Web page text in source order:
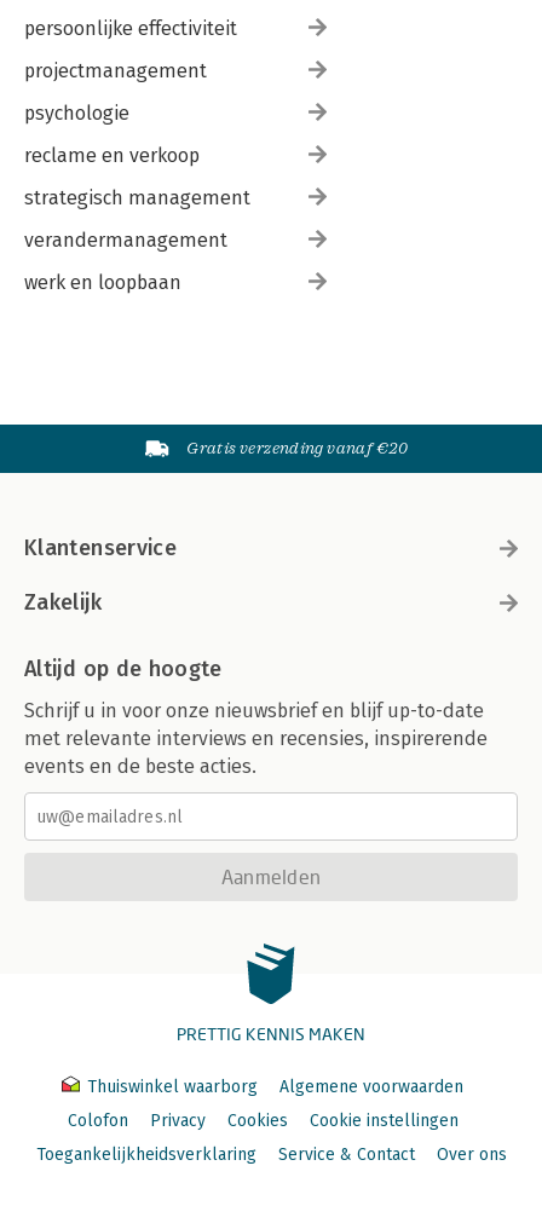
persoonlijke effectiviteit
projectmanagement
psychologie
reclame en verkoop
strategisch management
verandermanagement
werk en loopbaan
Gratis verzending vanaf €20
Klantenservice
Zakelijk
Altijd op de hoogte
Schrijf u in voor onze nieuwsbrief en blijf up-to-date
met relevante interviews en recensies, inspirerende
events en de beste acties.
Aanmelden
PRETTIG KENNIS MAKEN
Thuiswinkel waarborg
Algemene voorwaarden
Colofon
Privacy Cookies
Cookie instellingen
Toegankelijkheidsverklaring
Service & Contact Over ons